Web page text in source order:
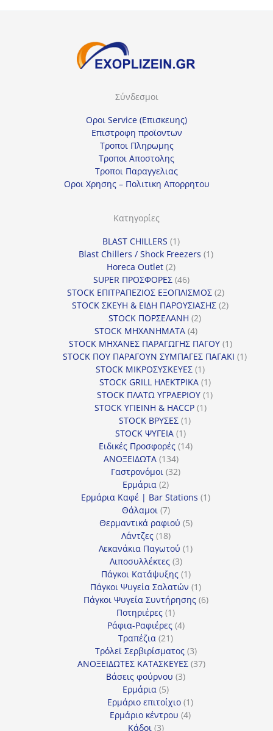
Σύνδεσμοι
Οροι Service (Επισκευης)
Επιστροφη προϊοντων
Τροποι Πληρωμης
Τροποι Αποστολης
Τροποι Παραγγελιας
Οροι Χρησης – Πολιτικη Απορρητου
Κατηγορίες
BLAST CHILLERS 11
προϊόν
Blast Chillers / Shock Freezers 11
Horeca Outlet 22
προϊόντα
SUPER ΠΡΟΣΦΟΡΕΣ 4646
προϊόντα
STOCK ΕΠΙΤΡΑΠΕΖΙΟΣ ΕΞΟΠΛΙΣΜΟΣ 22
προϊόντα
STOCK ΣΚΕΥΗ & ΕΙΔΗ ΠΑΡΟΥΣΙΑΣΗΣ 22
STOCK ΠΟΡΣΕΛΑΝΗ 22
STOCK ΜΗΧΑΝΗΜΑΤΑ 44
προϊόντα
STOCK ΜΗΧΑΝΕΣ ΠΑΡΑΓΩΓΗΣ ΠΑΓΟΥ 11
προϊόν
STOCK ΠΟΥ ΠΑΡΑΓΟΥΝ ΣΥΜΠΑΓΕΣ ΠΑΓΑΚΙ 11
STOCK ΜΙΚΡΟΣΥΣΚΕΥΕΣ 11
προϊόν
STOCK GRILL ΗΛΕΚΤΡΙΚΑ 11
προϊόν
STOCK ΠΛΑΤΩ ΥΓΡΑΕΡΙΟΥ 11
STOCK ΥΓΙΕΙΝΗ & HACCP 11
STOCK ΒΡΥΣΕΣ 11
STOCK ΨΥΓΕΙΑ 11
προϊόν
Ειδικές Προσφορές 1414
ΑΝΟΞΕΙΔΩΤΑ 134134
προϊόντα
Γαστρονόμοι 3232
Ερμάρια 22
προϊόντα
Ερμάρια Καφέ | Bar Stations 11
Θάλαμοι 77
προϊόντα
Θερμαντικά ραφιού 55
Λάντζες 1818
προϊόντα
Λεκανάκια Παγωτού 11
Λιποσυλλέκτες 33
προϊόντα
Πάγκοι Κατάψυξης 11
προϊόν
Πάγκοι Ψυγεία Σαλατών 11
προϊόν
Πάγκοι Ψυγεία Συντήρησης 66
Ποτηριέρες 11
προϊόν
Ράφια-Ραφιέρες 44
Τραπέζια 2121
προϊόντα
Τρόλεϊ Σερβιρίσματος 33
προϊόντα
ΑΝΟΞΕΙΔΩΤΕΣ ΚΑΤΑΣΚΕΥΕΣ 3737
Βάσεις φούρνου 33
Ερμάρια 55
προϊόντα
Ερμάριο επιτοίχιο 11
προϊόν
Ερμάριο κέντρου 44
Κάδοι 33